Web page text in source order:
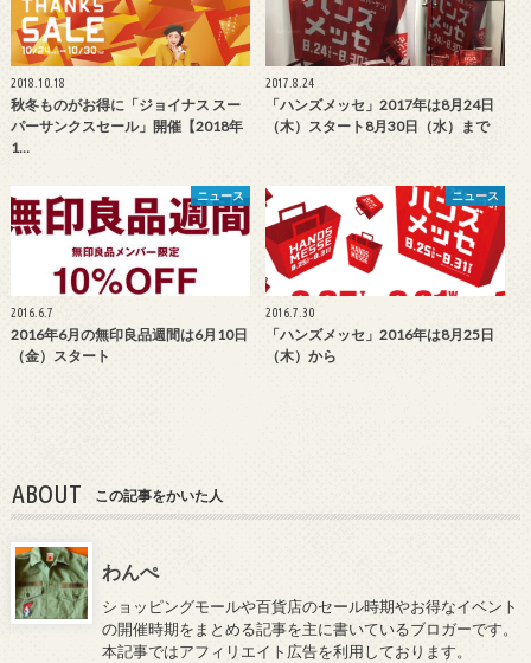
2018.10.18
秋冬ものがお得に「ジョイナス スー
パーサンクスセール」開催【2018年
1…
2017.8.24
「ハンズメッセ」2017年は8月24日
（木）スタート8月30日（水）まで
ニュース
2016.6.7
2016年6月の無印良品週間は6月10日
（金）スタート
ニュース
2016.7.30
「ハンズメッセ」2016年は8月25日
（木）から
ABOUT この記事をかいた人
わんぺ
ショッピングモールや百貨店のセール時期やお得なイベント
の開催時期をまとめる記事を主に書いているブロガーです。
本記事ではアフィリエイト広告を利用しております。